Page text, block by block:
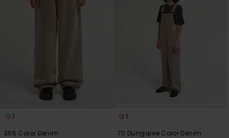
1
365 Color Denim
1
70 Dungaree Color Denim